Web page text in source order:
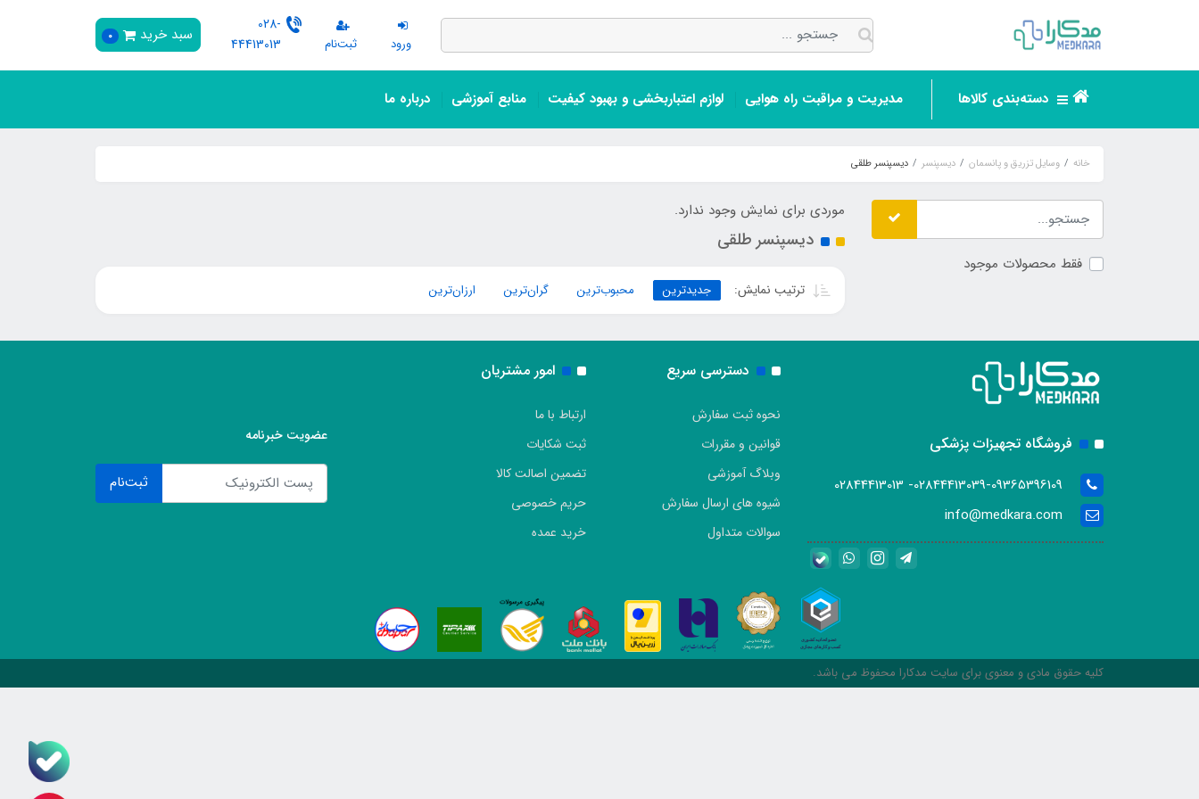
ورود ثبت‌نام
028-
44413013
سبد خرید 0
دسته‌بندی کالاها مدیریت و مراقبت راه هوایی لوازم اعتباربخشی و بهبود کیفیت منابع آموزشی درباره ما
خانه وسایل تزریق و پانسمان دیسپنسر دیسپنسر طلقی
فقط محصولات موجود
موردی برای نمایش وجود ندارد.
دیسپنسر طلقی
ترتیب نمایش: جدیدترین محبوب‌ترین گران‌ترین ارزان‌ترین
فروشگاه تجهیزات پزشکی
02844413039-09365396109- 02844413013
info@medkara.com
دسترسی سریع
نحوه ثبت سفارش
قوانین و مقررات
وبلاگ آموزشی
شیوه های ارسال سفارش
سوالات متداول
امور مشتریان
ارتباط با ما
ثبت شکایات
تضمین اصالت کالا
حریم خصوصی
خرید عمده
عضویت خبرنامه
ثبت‌نام
کلیه حقوق مادی و معنوی برای سایت مدکارا محفوظ می باشد.